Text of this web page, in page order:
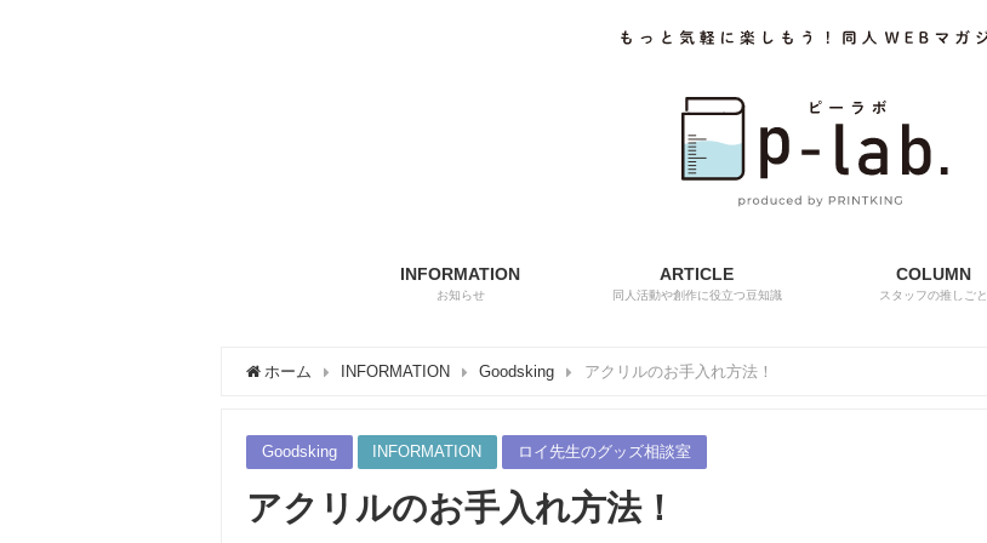
INFORMATION
お知らせ
ARTICLE
同人活動や創作に役立つ豆知識
COLUMN
スタッフの推しごと
ホーム INFORMATION Goodsking アクリルのお手入れ方法！
Goodsking INFORMATION ロイ先生のグッズ相談室
アクリルのお手入れ方法！